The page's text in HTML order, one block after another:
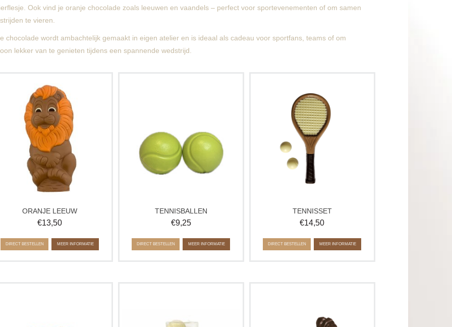
Ook vind je oranje chocolade zoals leeuwen en vaandels – perfect voor sportevenementen of om samen
te vieren.
chocolade wordt ambachtelijk gemaakt in eigen atelier en is ideaal als cadeau voor sportfans, teams of om
lekker van te genieten tijdens een spannende wedstrijd.
met deze stoere chocolade leeuw.
voor bij een sportwedstrijd, EK
of Olympische spelen. Ook leuk om
te geven aan een echte sport
fanaat!
ORANJE LEEUW
€13,50
DIRECT BESTELLEN MEER INFORMATIE
In een doosje zitten 2 tennisballen.
TENNISBALLEN
€9,25
DIRECT BESTELLEN MEER INFORMATIE
zijn op chocolade. Deze chocolade
tennisset is sportief, stijlvol en ideaal
als cadeau voor Vaderdag, Moederdag
of andere gelegenheden.
TENNISSET
€14,50
DIRECT BESTELLEN MEER INFORMATIE
Perfect voor Vaderdag of als traktatie
stoer en lekker.